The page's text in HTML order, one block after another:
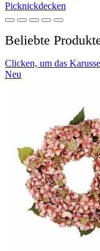
Picknickdecken
Beliebte
Clicken, um das
Neu